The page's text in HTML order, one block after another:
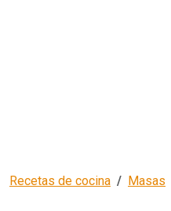
Recetas de cocina Masas